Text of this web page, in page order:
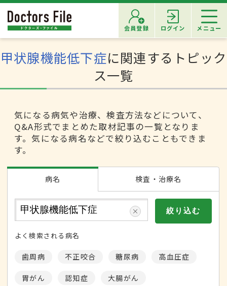
会員登録 ログイン メニュー
甲状腺機能低下症に関連するトピック
ス一覧
気になる病気や治療、検査方法などについて、
Q&A形式でまとめた取材記事の一覧となりま
す。気になる病名などで絞り込むこともできま
す。
病名 検査・治療名
よく検索される病名
歯周病 不正咬合 糖尿病 高血圧症
胃がん 認知症 大腸がん